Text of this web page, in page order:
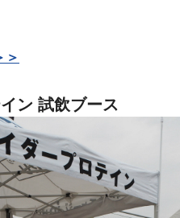
＞
ン 試飲ブース